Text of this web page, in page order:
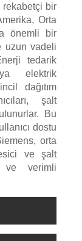
rekabetçi bir
Orta
önemli bir
uzun vadeli
tedarik
elektrik
dağıtım
şalt
Bu
dostu
orta
ve şalt
ve verimli